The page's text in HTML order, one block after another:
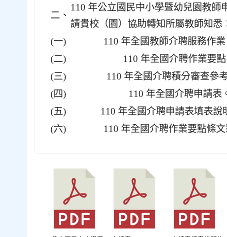
二、
110 年公立國民中小學暨幼兒園教師
請貴校（園）協助轉知所屬教師知悉
(一)
110 年全國教師介聘服務作業
(二)
110 年全國介聘作業要點
(三)
110 年全國介聘積分審查參
(四)
110 年全國介聘申請表
(五)
110 年全國介聘申請表填表說
(六)
110 年全國介聘作業要點條文